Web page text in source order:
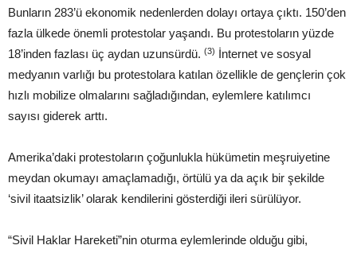
Bunların 283’ü ekonomik nedenlerden dolayı ortaya çıktı. 150’den
fazla ülkede önemli protestolar yaşandı. Bu protestoların yüzde
18’inden fazlası üç aydan uzunsürdü. (3) İnternet ve sosyal
medyanın varlığı bu protestolara katılan özellikle de gençlerin çok
hızlı mobilize olmalarını sağladığından, eylemlere katılımcı
sayısı giderek arttı.
Amerika’daki protestoların çoğunlukla hükümetin meşruiyetine
meydan okumayı amaçlamadığı, örtülü ya da açık bir şekilde
‘sivil itaatsizlik’ olarak kendilerini gösterdiği ileri sürülüyor.
“Sivil Haklar Hareketi”nin oturma eylemlerinde olduğu gibi,